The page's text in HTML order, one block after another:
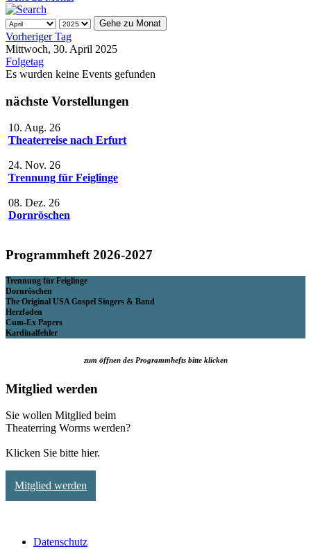
Gehe zu Monat
Vorheriger Tag
Mittwoch, 30. April 2025
Folgetag
Es wurden keine Events gefunden
nächste Vorstellungen
10. Aug. 26
Theaterreise nach Erfurt
24. Nov. 26
Trennung für Feiglinge
08. Dez. 26
Dornröschen
Programmheft 2026-2027
Trennung für Feiglinge
Dornröschen
The Original USA Gospel Singers & Band
Herzfaden
Cum-Ex Papers
Kardinalfehler
zum öffnen des Programmhefts bitte klicken
Mitglied werden
Sie wollen Mitglied beim
Theaterring Worms werden?
Klicken Sie bitte hier.
Mitglied werden
Datenschutz